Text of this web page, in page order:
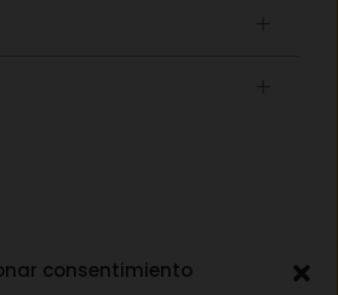
consentimiento